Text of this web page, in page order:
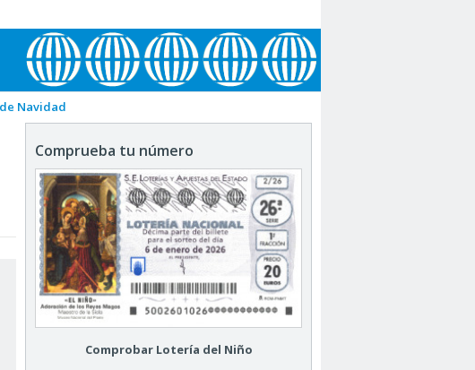
Navidad
Comprueba tu número
Comprobar Lotería del Niño